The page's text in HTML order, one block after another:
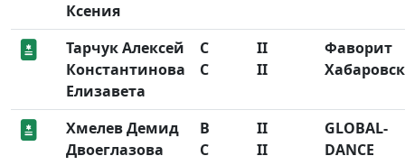
Ксения
Тарчук Алексей
Константинова
Елизавета
C
C
II
II
Фаворит
Хабаровск
Хмелев Демид
Двоеглазова
B
C
II
II
GLOBAL-
DANCE